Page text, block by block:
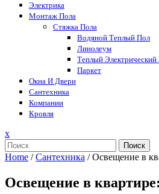
Электрика
Монтаж Пола
Стяжка Пола
Водяной Теплый Пол
Линолеум
Теплый Электрический
Паркет
Окна И Двери
Сантехника
Компании
Кровля
xЗакрыть
меню
Поиск
Home /Сантехника /Освещение в
Освещение в